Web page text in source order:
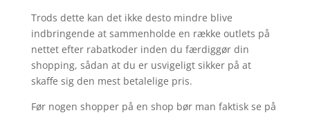
Trods dette kan det ikke desto mindre blive
indbringende at sammenholde en række outlets på
nettet efter rabatkoder inden du færdiggør din
shopping, sådan at du er usvigeligt sikker på at
skaffe sig den mest betalelige pris.
Før nogen shopper på en shop bør man faktisk se på